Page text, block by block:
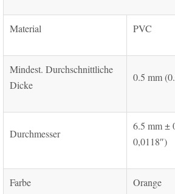
Material PVC
Mindest. Durchschnittliche
Dicke
0.5 mm
Durchmesser
6.5 mm ±
0,0118″)
Farbe Orange